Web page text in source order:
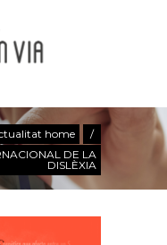
home
/
DE LA
DISLÈXIA